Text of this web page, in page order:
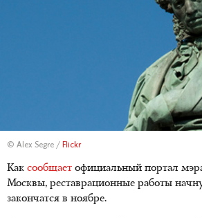
© Alex Segre / Flickr
Как сообщает официальный портал
Москвы, реставрационные работы
закончатся в ноябре.